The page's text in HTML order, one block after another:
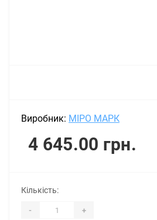
Виробник: МІРО МАРК
4 645.00 грн.
Кількість:
- +